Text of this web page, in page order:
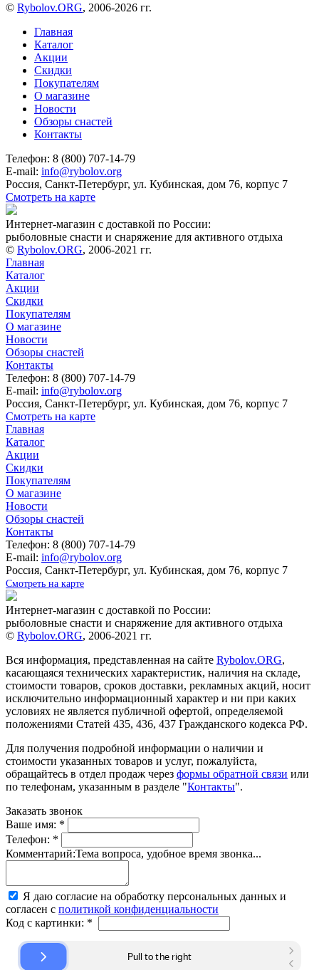
© Rybolov.ORG, 2006-2026 гг.
Главная
Каталог
Акции
Скидки
Покупателям
О магазине
Новости
Обзоры снастей
Контакты
Телефон: 8 (800) 707-14-79
E-mail: info@rybolov.org
Россия, Санкт-Петербург, ул. Кубинская, дом 76, корпус 7
Смотреть на карте
Интернет-магазин с доставкой по России:
рыболовные снасти и снаряжение для активного отдыха
© Rybolov.ORG, 2006-2021 гг.
Главная
Каталог
Акции
Скидки
Покупателям
О магазине
Новости
Обзоры снастей
Контакты
Телефон: 8 (800) 707-14-79
E-mail: info@rybolov.org
Россия, Санкт-Петербург, ул. Кубинская, дом 76, корпус 7
Смотреть на карте
Главная
Каталог
Акции
Скидки
Покупателям
О магазине
Новости
Обзоры снастей
Контакты
Телефон: 8 (800) 707-14-79
E-mail: info@rybolov.org
Россия, Санкт-Петербург, ул. Кубинская, дом 76, корпус 7
Смотреть на карте
Интернет-магазин с доставкой по России:
рыболовные снасти и снаряжение для активного отдыха
© Rybolov.ORG, 2006-2021 гг.
Вся информация, представленная на сайте Rybolov.ORG,
касающаяся технических характеристик, наличия на складе,
стоимости товаров, сроков доставки, рекламных акций, носит
исключительно информационный характер и ни при каких
условиях не является публичной офертой, определяемой
положениями Статей 435, 436, 437 Гражданского кодекса РФ.
Для получения подробной информации о наличии и
стоимости указанных товаров и услуг, пожалуйста,
обращайтесь в отдел продаж через формы обратной связи или
по телефонам, указанным в разделе "Контакты".
Заказать звонок
Ваше имя: *
Телефон: *
Комментарий:Тема вопроса, удобное время звонка...
Я даю согласие на обработку персональных данных и
согласен с политикой конфиденциальности
Код с картинки: *